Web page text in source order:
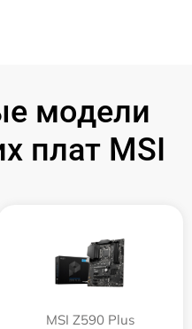
модели
плат MSI
MSI Z590 Plus